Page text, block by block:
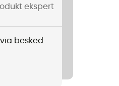
ekspert
besked